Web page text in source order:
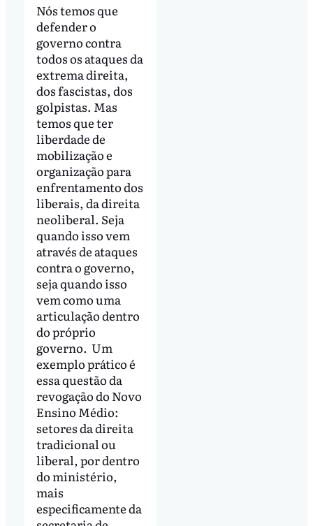
Nós temos que
defender o
governo contra
todos os ataques da
extrema direita,
dos fascistas, dos
golpistas. Mas
temos que ter
liberdade de
mobilização e
organização para
enfrentamento dos
liberais, da direita
neoliberal. Seja
quando isso vem
através de ataques
contra o governo,
seja quando isso
vem como uma
articulação dentro
do próprio
governo. Um
exemplo prático é
essa questão da
revogação do Novo
Ensino Médio:
setores da direita
tradicional ou
liberal, por dentro
do ministério,
mais
especificamente da